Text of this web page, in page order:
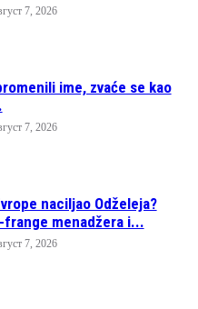
7, 2026
ime, zvaće se kao
7, 2026
naciljao Odželeja?
frange menadžera i...
7, 2026